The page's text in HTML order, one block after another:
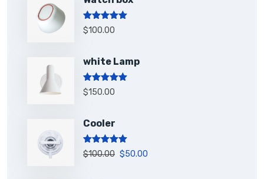
Rated5.00
out of 5
$100.00
white Lamp
Rated5.00
out of 5
$150.00
Cooler
Rated5.00
out of 5
$100.00 $50.00